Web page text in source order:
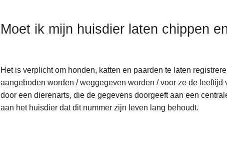
Moet ik mijn huisdier laten chippen
Het is verplicht om honden, katten en paarden te laten
aangeboden worden / weggegeven worden / voor ze de
door een dierenarts, die de gegevens doorgeeft aan een
aan het huisdier dat dit nummer zijn leven lang behoudt.